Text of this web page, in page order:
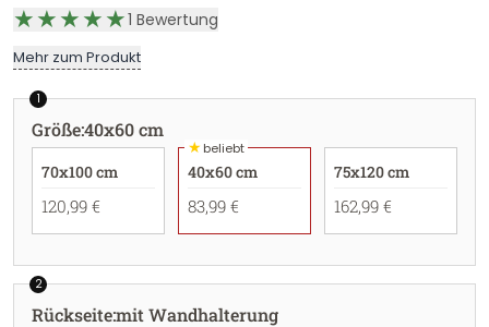
1 Bewertung
Mehr zum Produkt
1
Größe:40x60 cm
70x100 cm
120,99 €
★beliebt
40x60 cm
83,99 €
75x120 cm
162,99 €
2
Rückseite:mit Wandhalterung